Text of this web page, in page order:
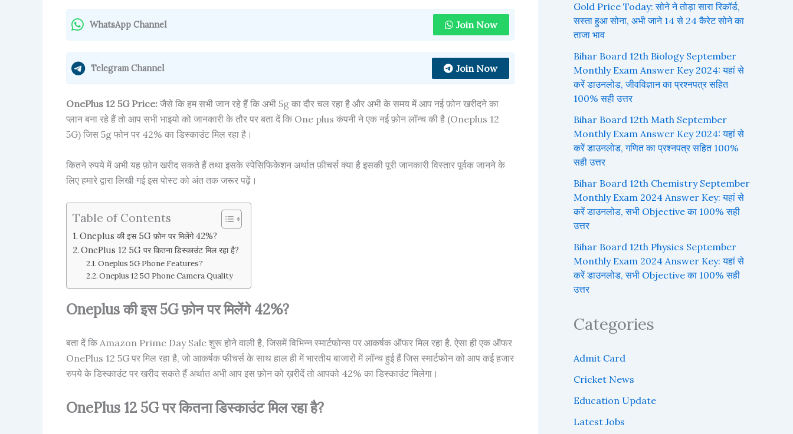
WhatsApp Channel Join Now
Telegram Channel Join Now
OnePlus 12 5G Price: जैसे कि हम सभी जान रहे हैं कि अभी 5g का दौर चल रहा है और अभी के समय में आप नई फ़ोन खरीदने का
प्लान बना रहे हैं तो आप सभी भाइयो को जानकारी के तौर पर बता दें कि One plus कंपनी ने एक नई फ़ोन लॉन्च की है (Oneplus 12
5G) जिस 5g फोन पर 42% का डिस्काउंट मिल रहा है।
कितने रुपये में अभी यह फ़ोन खरीद सकते हैं तथा इसके स्पेसिफिकेशन अर्थात फ़ीचर्स क्या है इसकी पूरी जानकारी विस्तार पूर्वक जानने के
लिए हमारे द्वारा लिखी गई इस पोस्ट को अंत तक जरूर पढ़ें।
Table of Contents
Oneplus की इस 5G फ़ोन पर मिलेंगे 42%?
OnePlus 12 5G पर कितना डिस्काउंट मिल रहा है?
Oneplus 5G Phone Features?
Oneplus 12 5G Phone Camera Quality
Oneplus की इस 5G फ़ोन पर मिलेंगे 42%?
बता दें कि Amazon Prime Day Sale शुरू होने वाली है, जिसमें विभिन्न स्मार्टफोन्स पर आकर्षक ऑफर मिल रहा है. ऐसा ही एक ऑफर
OnePlus 12 5G पर मिल रहा है, जो आकर्षक फीचर्स के साथ हाल ही में भारतीय बाजारों में लॉन्च हुई हैं जिस स्मार्टफोन को आप कई हजार
रुपये के डिस्काउंट पर खरीद सकते हैं अर्थात अभी आप इस फ़ोन को ख़रीदें तो आपको 42% का डिस्काउंट मिलेगा।
OnePlus 12 5G पर कितना डिस्काउंट मिल रहा है?
Gold Price Today: सोने ने तोड़ा सारा रिकॉर्ड,
सस्ता हुआ सोना, अभी जाने 14 से 24 कैरेट सोने का
ताजा भाव
Bihar Board 12th Biology September
Monthly Exam Answer Key 2024: यहां से
करें डाउनलोड, जीवविज्ञान का प्रश्नपत्र सहित
100% सही उत्तर
Bihar Board 12th Math September
Monthly Exam Answer Key 2024: यहां से
करें डाउनलोड, गणित का प्रश्नपत्र सहित 100%
सही उत्तर
Bihar Board 12th Chemistry September
Monthly Exam 2024 Answer Key: यहां से
करें डाउनलोड, सभी Objective का 100% सही
उत्तर
Bihar Board 12th Physics September
Monthly Exam 2024 Answer Key: यहां से
करें डाउनलोड, सभी Objective का 100% सही
उत्तर
Categories
Admit Card
Cricket News
Education Update
Latest Jobs